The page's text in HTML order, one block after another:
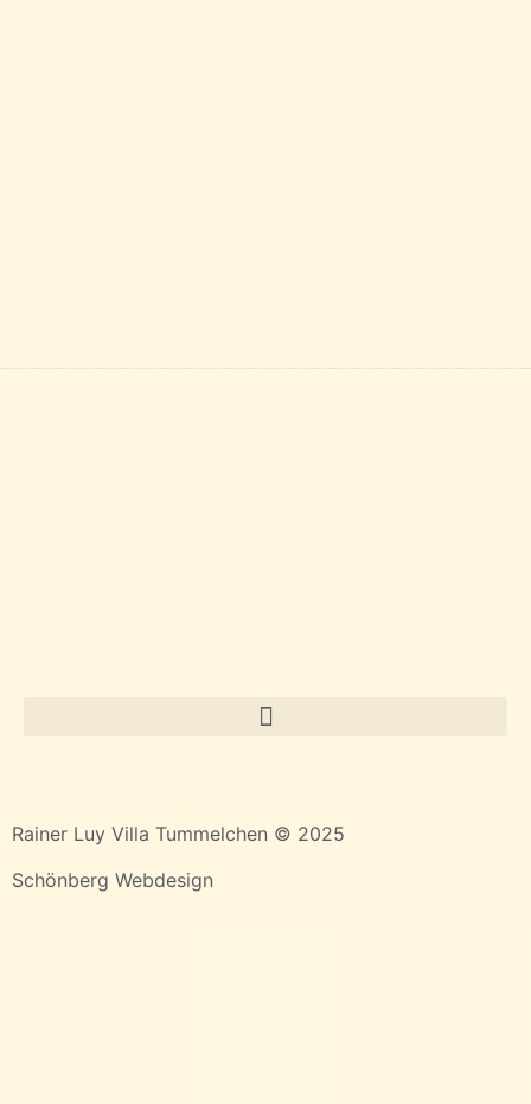
Rainer Luy Villa Tummelchen © 2025
Schönberg Webdesign